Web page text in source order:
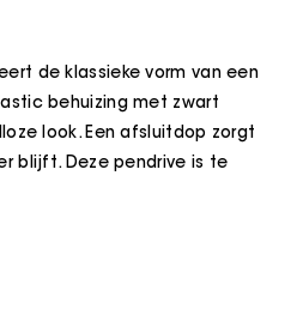
de klassieke vorm van een
behuizing met zwart
look. Een afsluitdop zorgt
blijft. Deze pendrive is te